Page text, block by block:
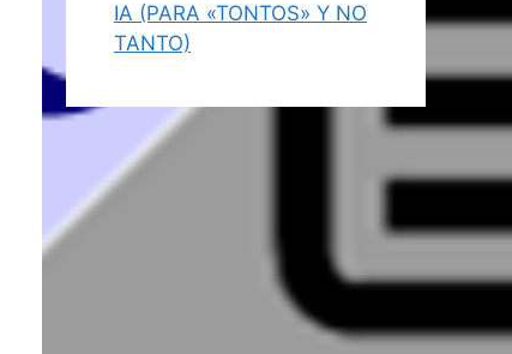
IA (PARA «TONTOS» Y NO
TANTO)